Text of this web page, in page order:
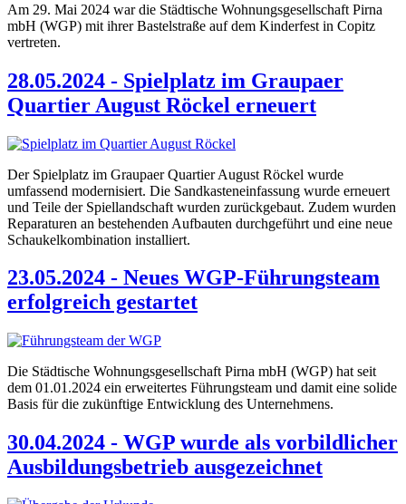
Am 29. Mai 2024 war die Städtische Wohnungsgesellschaft Pirna
mbH (WGP) mit ihrer Bastelstraße auf dem Kinderfest in Copitz
vertreten.
28.05.2024 - Spielplatz im Graupaer
Quartier August Röckel erneuert
Der Spielplatz im Graupaer Quartier August Röckel wurde
umfassend modernisiert. Die Sandkasteneinfassung wurde erneuert
und Teile der Spiellandschaft wurden zurückgebaut. Zudem wurden
Reparaturen an bestehenden Aufbauten durchgeführt und eine neue
Schaukelkombination installiert.
23.05.2024 - Neues WGP-Führungsteam
erfolgreich gestartet
Die Städtische Wohnungsgesellschaft Pirna mbH (WGP) hat seit
dem 01.01.2024 ein erweitertes Führungsteam und damit eine solide
Basis für die zukünftige Entwicklung des Unternehmens.
30.04.2024 - WGP wurde als vorbildlicher
Ausbildungsbetrieb ausgezeichnet